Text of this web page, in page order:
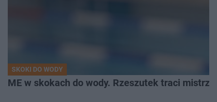
SKOKI DO WODY
ME w skokach do wody. Rzeszutek traci